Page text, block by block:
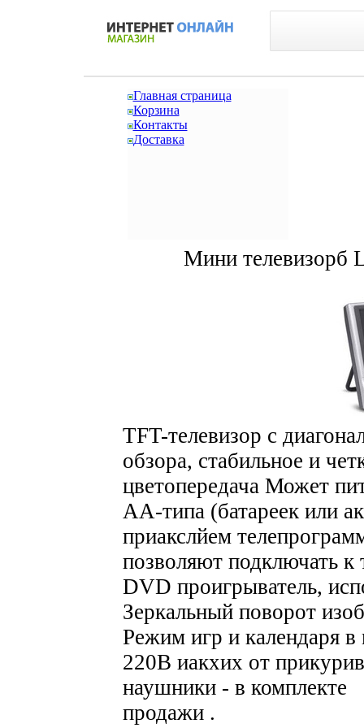
Главная страница
Корзина
Контакты
Доставка
Мини телевизорб
TFT-телевизор с
обзора, стабильное и
цветопередача Может
АА-типа (батареек или
приакслйем
позволяют подключать к
DVD проигрыватель,
Зеркальный поворот
Режим игр и календаря
220В иакхих от
наушники - в комплекте
продажи .